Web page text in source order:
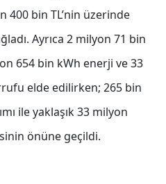
400 bin TL’nin üzerinde
Ayrıca 2 milyon 71 bin
654 bin kWh enerji ve 33
elde edilirken; 265 bin
ile yaklaşık 33 milyon
önüne geçildi.